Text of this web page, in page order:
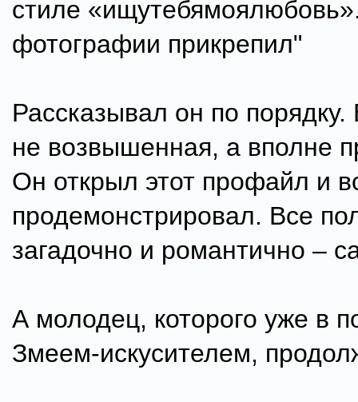
стиле
фотографии прикрепил"
Рассказывал он по
не возвышенная, а вполне
Он открыл этот профайл и
продемонстрировал. Все
загадочно и романтично –
А молодец, которого уже в
Змеем-искусителем,